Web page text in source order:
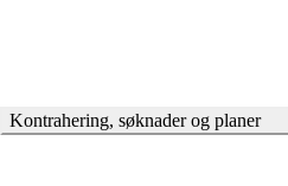
Kontrahering, søknader og planer